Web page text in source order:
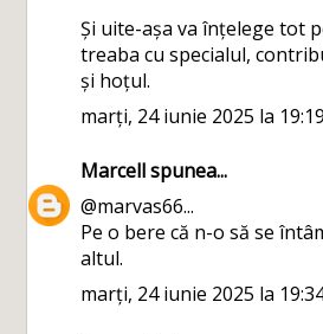
Și uite-așa va înțelege tot
treaba cu specialul,
și hoțul.
marți, 24 iunie 2025 la
Marcellspunea...
@marvas66...
Pe o bere că n-o să se
altul.
marți, 24 iunie 2025 la